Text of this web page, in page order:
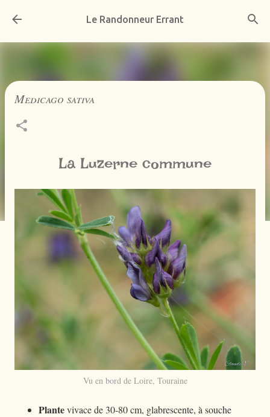
Accéder au contenu principal
Le Randonneur Errant
Medicago sativa
La Luzerne commune
Vu en bord de Loire, Touraine
Plantevivace de 30-80 cm, glabrescente, à souche